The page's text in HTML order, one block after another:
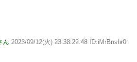
ん 2023/09/12(火) 23:38:22.48 ID:iMrBnshr0